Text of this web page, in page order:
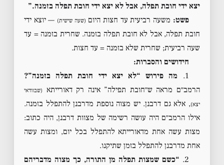
יצא ידי חובת תפלה, אבל לא יצא ידי חובת תפלה בזמנה.”
פשט: משעה רביעית עד חצות היום (שעה שישית) — יוצא ידי
חובת תפלה, אבל לא חובת תפלה בזמנה. שחרית בזמנה = עד
שעה רביעית; שחרית שלא בזמנה = עד חצות.
חידושים והסברות:
1.
מה פירוש “לא יצא ידי חובת תפלה בזמנה”?
הרמב״ם מראה ש״חובת תפילה” אינה רק דאורייתא (שבוודאי
יצא), אלא גם דרבנן. יש מצוה נוספת מדרבנן להתפלל בזמנה.
אילו הרמב״ם היה עושה רשימה של מצוות דרבנן, היה כתוב:
מצות עשה אחת מדאורייתא להתפלל בכל יום, ומצות עשה
אחת מדרבנן להתפלל בזמן שתיקנו.
2. “כשם שמצות תפלה מן התורה, כך מצוה מדבריהם